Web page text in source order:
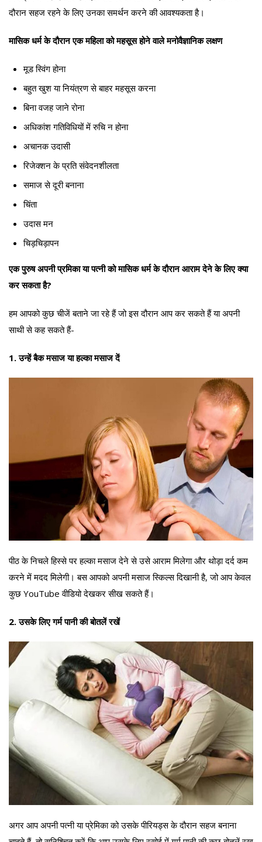
दौरान सहज रहने के लिए उनका समर्थन करने की आवश्यकता है।
मासिक धर्म के दौरान एक महिला को महसूस होने वाले मनोवैज्ञानिक लक्षण
मूड स्विंग होना
बहुत खुश या नियंत्रण से बाहर महसूस करना
बिना वजह जाने रोना
अधिकांश गतिविधियों में रुचि न होना
अचानक उदासी
रिजेक्शन के प्रति संवेदनशीलता
समाज से दूरी बनाना
चिंता
उदास मन
चिड़चिड़ापन
एक पुरुष अपनी प्रमिका या पत्नी को मासिक धर्म के दौरान आराम देने के लिए क्या
कर सकता है?
हम आपको कुछ चीजें बताने जा रहे हैं जो इस दौरान आप कर सकते हैं या अपनी
साथी से कह सकते हैं-
1. उन्हें बैक मसाज या हल्का मसाज दें
पीठ के निचले हिस्से पर हल्का मसाज देने से उसे आराम मिलेगा और थोड़ा दर्द कम
करने में मदद मिलेगी। बस आपको अपनी मसाज स्किल्स दिखानी है, जो आप केवल
कुछ YouTube वीडियो देखकर सीख सकते हैं।
2. उसके लिए गर्म पानी की बोतलें रखें
अगर आप अपनी पत्नी या प्रेमिका को उसके पीरियड्स के दौरान सहज बनाना